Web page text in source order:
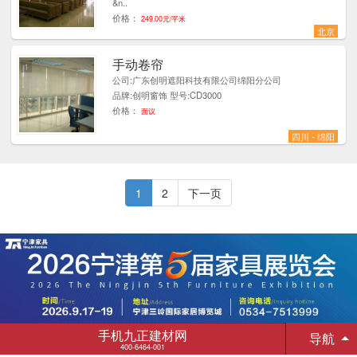
价格：
249.00元/平米
北京
手动卷帘
公司:广东创明遮阳科技有限公司绵阳分公司
品牌:创明窗饰 型号:CD3000
价格：
面议
四川 - 绵阳
1
1 2 下一页
手机九正建材网
400-6464-001 导航